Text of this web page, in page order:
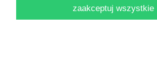
zaakceptuj wszystkie